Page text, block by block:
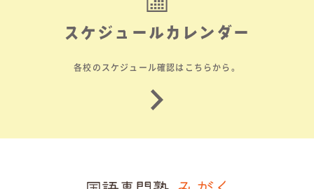
スケジュールカレンダー
各校のスケジュール確認はこちらから。